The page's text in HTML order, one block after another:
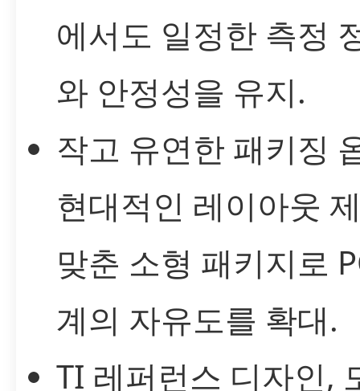
에서도 일정한 측정
와 안정성을 유지.
작고 유연한 패키징
현대적인 레이아웃
맞춘 소형 패키지로
계의 자유도를 확대.
TI 레퍼런스 디자인,